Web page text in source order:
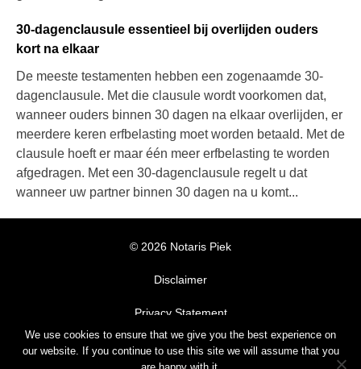
30-dagenclausule essentieel bij overlijden ouders
kort na elkaar
De meeste testamenten hebben een zogenaamde 30-
dagenclausule. Met die clausule wordt voorkomen dat,
wanneer ouders binnen 30 dagen na elkaar overlijden, er
meerdere keren erfbelasting moet worden betaald. Met de
clausule hoeft er maar één meer erfbelasting te worden
afgedragen. Met een 30-dagenclausule regelt u dat
wanneer uw partner binnen 30 dagen na u komt...
© 2026 Notaris Piek
Disclaimer
Privacy Statement
Algemene Voorwaarden
We use cookies to ensure that we give you the best experience on
our website. If you continue to use this site we will assume that you